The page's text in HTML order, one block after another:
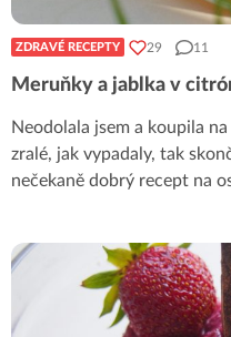
ZDRAVÉ RECEPTY 29 11
Meruňky a jablka v
Neodolala jsem a koupila
zralé, jak vypadaly, tak
nečekaně dobrý recept na